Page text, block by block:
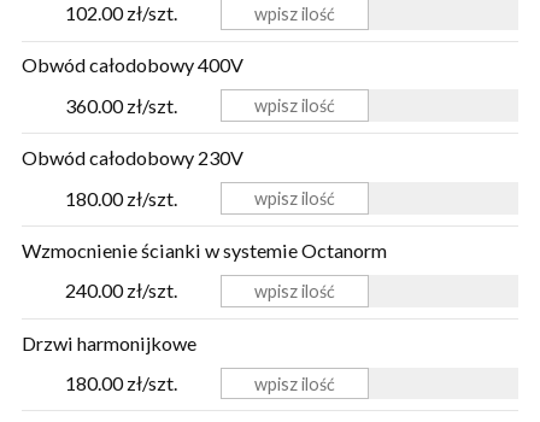
102.00 zł/szt.
Obwód całodobowy 400V
360.00 zł/szt.
Obwód całodobowy 230V
180.00 zł/szt.
Wzmocnienie ścianki w systemie Octanorm
240.00 zł/szt.
Drzwi harmonijkowe
180.00 zł/szt.